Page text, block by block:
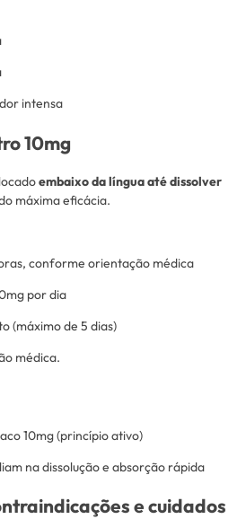
intensa
10mg
embaixo da língua até dissolver
máxima eficácia.
conforme orientação médica
por dia
(máximo de 5 dias)
médica.
10mg (princípio ativo)
na dissolução e absorção rápida
e cuidados